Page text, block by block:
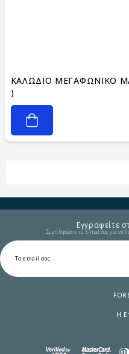
ΚΑΛΩΔΙΟ ΜΕΓΑΦΩΝΙΚΟ
)
Εγγραφείτε
Συμπληρώστε το E-mail σας για να
Η